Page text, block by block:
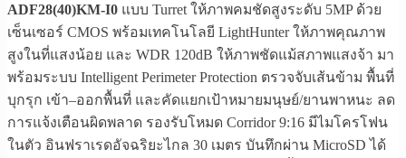
ADF28(40)KM-I0 แบบ Turret ให้ภาพคมชัดสูงระดับ 5MP ด้วย
เซ็นเซอร์ CMOS พร้อมเทคโนโลยี LightHunter ให้ภาพคุณภาพ
สูงในที่แสงน้อย และ WDR 120dB ให้ภาพชัดแม้สภาพแสงจ้า มา
พร้อมระบบ Intelligent Perimeter Protection ตรวจจับเส้นข้าม พื้นที่
บุกรุก เข้า–ออกพื้นที่ และคัดแยกเป้าหมายมนุษย์/ยานพาหนะ ลด
การแจ้งเตือนผิดพลาด รองรับโหมด Corridor 9:16 มีไมโครโฟน
ในตัว อินฟราเรดอัจฉริยะไกล 30 เมตร บันทึกผ่าน MicroSD ได้